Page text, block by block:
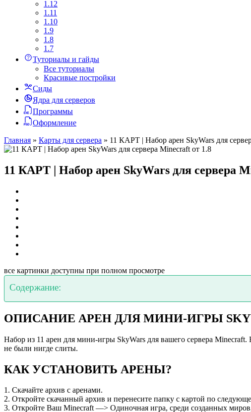
1.12
1.11
1.10
1.9
1.8
1.7
Туториалы и гайды
Все туториалы
Красивые постройки
Сиды
Ядра для серверов
Программы
Оформление
Главная » Карты для сервера » 11 КАРТ | Набор арен SkyWars для
11 КАРТ | Набор арен SkyWars для сервера
все картинки доступны при полном просмотре
Содержание:
ОПИСАНИЕ АРЕН ДЛЯ МИНИ-ИГРЫ
Набор из 11 арен для мини-игры SkyWars для вашего сервера
не были нигде слиты.
КАК УСТАНОВИТЬ АРЕНЫ?
1. Скачайте архив с аренами.
2. Откройте скачанный архив и перенесите папку с картой по
3. Откройте Ваш Minecraft —> Одиночная игра, среди созданных миров,